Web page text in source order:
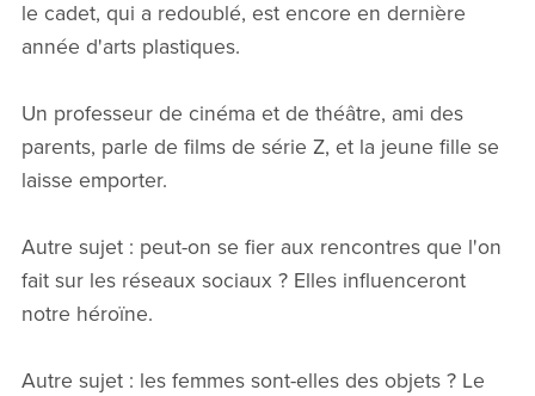
le cadet, qui a redoublé, est encore en dernière
année d'arts plastiques.
Un professeur de cinéma et de théâtre, ami des
parents, parle de films de série Z, et la jeune fille se
laisse emporter.
Autre sujet : peut-on se fier aux rencontres que l'on
fait sur les réseaux sociaux ? Elles influenceront
notre héroïne.
Autre sujet : les femmes sont-elles des objets ? Le